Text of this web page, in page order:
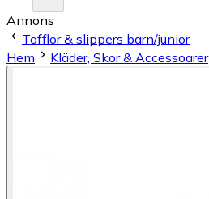
Annons
Tofflor & slippers barn/junior
Hem
Kläder, Skor & Accessoarer